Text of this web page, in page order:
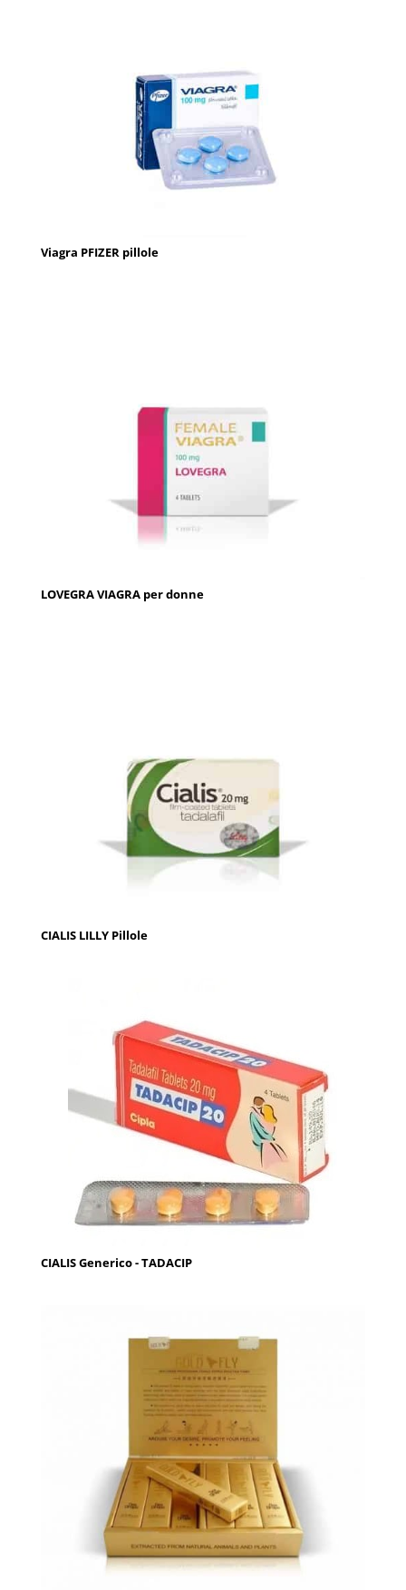
Viagra PFIZER pillole
LOVEGRA VIAGRA per donne
CIALIS LILLY Pillole
CIALIS Generico - TADACIP